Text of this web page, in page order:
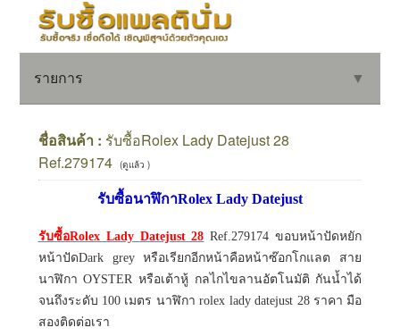
รายการ ▼
▼
ชื่อสินค้า : รับซื้อRolex Lady Datejust 28
Ref.279174
(ดูแล้ว )
รับซื้อนาฬิกาRolex Lady Datejust
รับซื้อRolex Lady Datejust 28 Ref.279174 ขอบหน้าปัดหยัก
หน้าปัดDark grey หรือเรียกอีกหน้าคือหน้าซ๊อกโกแลต สาย
นาฬิกา OYSTER หรือเต้าหู้ กลไกไขลานอัตโนมัติ กันน้ำได้
จนถึงระดับ 100 เมตร นาฬิกา rolex lady datejust 28 ราคา มือ
สองติดต่อเรา